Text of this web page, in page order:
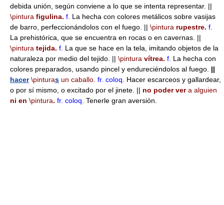
debida unión, según conviene a lo que se intenta representar. ||
\pintura figulina. f. La hecha con colores metálicos sobre vasijas
de barro, perfeccionándolos con el fuego. || \pintura rupestre. f.
La prehistórica, que se encuentra en rocas o en cavernas. ||
\pintura tejida. f. La que se hace en la tela, imitando objetos de la
naturaleza por medio del tejido. || \pintura vítrea. f. La hecha con
colores preparados, usando pincel y endureciéndolos al fuego. ||
hacer \pinturas un caballo. fr. coloq.
Hacer escarceos y gallardear,
o por sí mismo, o excitado por el jinete. || no poder vera alguien
ni en \pintura. fr. coloq. Tenerle gran aversión.